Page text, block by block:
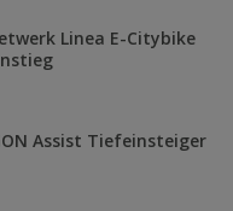
Linea E-Citybike
Assist Tiefeinsteiger